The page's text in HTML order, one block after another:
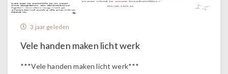
3 jaar geleden
Vele handen maken licht werk
***Vele handen maken licht werk***